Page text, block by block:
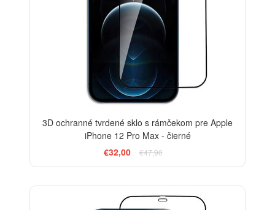
3D ochranné tvrdené sklo s rámčekom pre Apple
iPhone 12 Pro Max - čierné
€32,00
€47,90